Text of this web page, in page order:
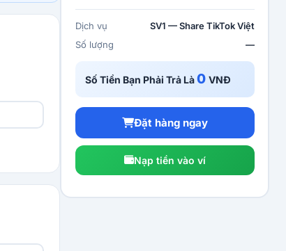
Dịch vụ
SV1 — Share TikTok Việt
Số lượng
—
Số Tiền Bạn Phải Trả Là0 VNĐ
Đặt hàng ngay
Nạp tiền vào ví